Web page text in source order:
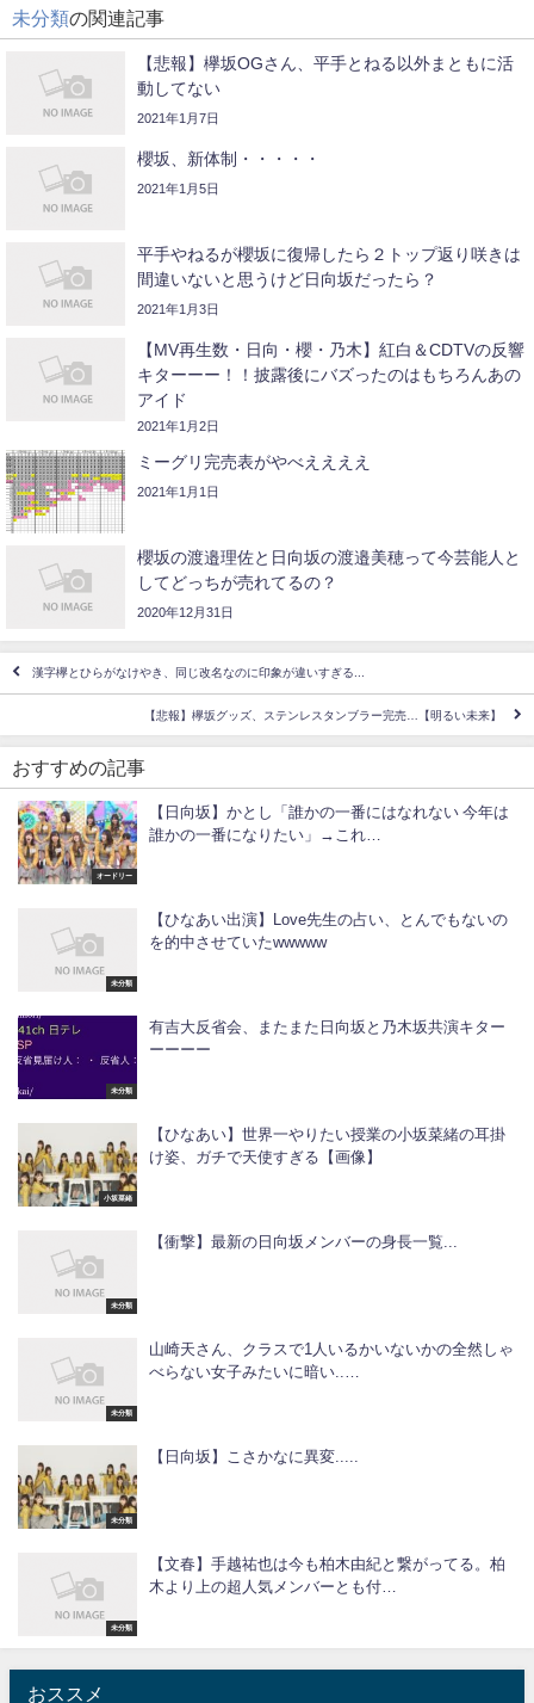
未分類の関連記事
【悲報】欅坂OGさん、平手とねる以外まともに活
動してない
2021年1月7日
櫻坂、新体制・・・・・
2021年1月5日
平手やねるが櫻坂に復帰したら２トップ返り咲きは
間違いないと思うけど日向坂だったら？
2021年1月3日
【MV再生数・日向・櫻・乃木】紅白＆CDTVの反響
キターーー！！披露後にバズったのはもちろんあの
アイド
2021年1月2日
ミーグリ完売表がやべええええ
2021年1月1日
櫻坂の渡邉理佐と日向坂の渡邉美穂って今芸能人と
してどっちが売れてるの？
2020年12月31日
漢字欅とひらがなけやき、同じ改名なのに印象が違いすぎる...
【悲報】欅坂グッズ、ステンレスタンブラー完売…【明るい未来】
おすすめの記事
オードリー
【日向坂】かとし「誰かの一番にはなれない 今年は
誰かの一番になりたい」→これ…
未分類
【ひなあい出演】Love先生の占い、とんでもないの
を的中させていたwwwww
未分類
有吉大反省会、またまた日向坂と乃木坂共演キター
ーーーー
小坂菜緒
【ひなあい】世界一やりたい授業の小坂菜緒の耳掛
け姿、ガチで天使すぎる【画像】
未分類
【衝撃】最新の日向坂メンバーの身長一覧...
未分類
山崎天さん、クラスで1人いるかいないかの全然しゃ
べらない女子みたいに暗い..…
未分類
【日向坂】こさかなに異変.....
未分類
【文春】手越祐也は今も柏木由紀と繋がってる。柏
木より上の超人気メンバーとも付…
おススメ